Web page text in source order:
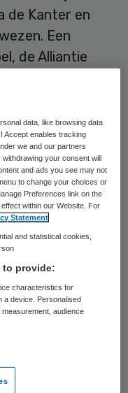
de Kanter en
Een
de Alliantie
dagblad Trouw.
aan de
en runnen
met volop
de praktijken
te lezen. Een
zegt dat de
is dan die van
van de
alliantie en op
vielen niet
data, like browsing data
Accept enables tracking
we and our partners
your consent will
and ads you see may not
to change your choices or
Preferences link on the
within our Website. For
Statement
and statistical cookies,
to provide:
characteristics for
a device. Personalised
audience